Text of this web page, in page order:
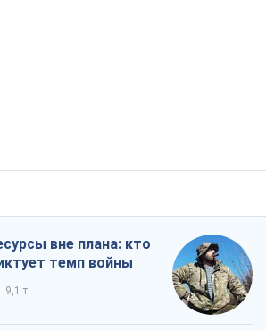
вне плана: кто
темп войны
9,1 т.